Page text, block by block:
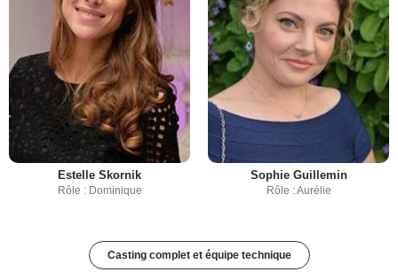
Estelle Skornik
Rôle : Dominique
Sophie Guillemin
Rôle : Aurélie
Casting complet et équipe technique